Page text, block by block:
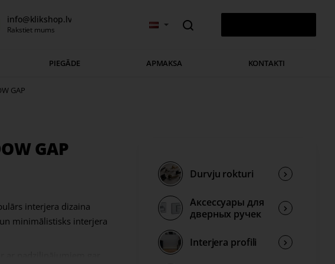
info@klikshop.lv
Rakstiet mums
PIEGĀDE APMAKSA KONTAKTI
GAP
GAP
interjera dizaina
minimālistisks interjera
ar padziļinājumiem gar
Durvju rokturi
Аксессуары для
дверных ручек
Interjera profili